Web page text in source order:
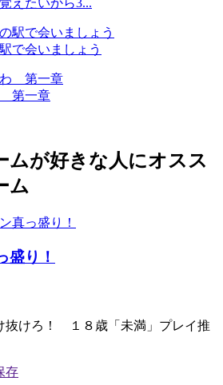
えたいから3...
で会いましょう
第一章
ムが好きな人にオスス
ム
盛り！
抜けろ！ １８歳「未満」プレイ推